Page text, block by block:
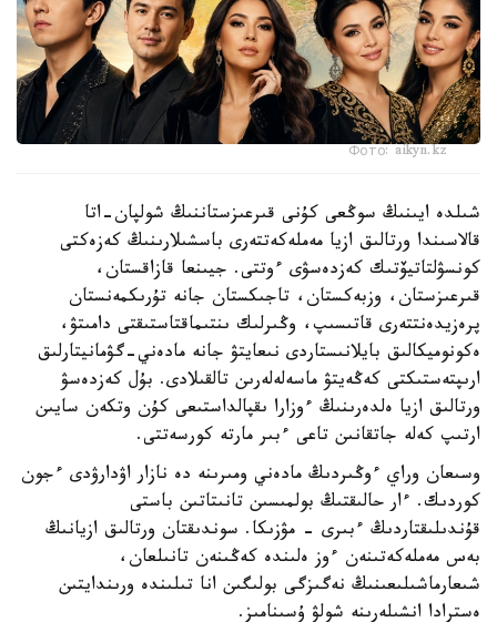
Фото: aikyn.kz
شىلدە ايىنىڭ سوڭعى كۇنى قىرعىزستاننىڭ شولپان-اتا
قالاسىندا ورتالىق ازيا مەملەكەتتەرى باسشىلارىنىڭ كەزەكتى
كونسۋلتاتيۆتىك كەزدەسۋى ءوتتى. جيىنعا قازاقستان،
قىرعىزستان، وزبەكستان، تاجىكستان جانە تۇرىكمەنستان
پرەزيدەنتتەرى قاتىسىپ، وڭىرلىك ىنتىماقتاستىقتى دامىتۋ،
ەكونوميكالىق بايلانىستاردى نىعايتۋ جانە مادەني-گۋمانيتارلىق
ارىپتەستىكتى كەڭەيتۋ ماسەلەلەرىن تالقىلادى. بۇل كەزدەسۋ
ورتالىق ازيا ەلدەرىنىڭ ءوزارا ىقپالداستىعى كۇن وتكەن سايىن
ارتىپ كەلە جاتقانىن تاعى ءبىر مارتە كورسەتتى.
وسىعان وراي ءوڭىردىڭ مادەني ومىرىنە دە نازار اۋدارۋدى ءجون
كوردىك. ءار حالىقتىڭ بولمىسىن تانىتاتىن باستى
قۇندىلىقتاردىڭ ءبىرى - مۋزىكا. سوندىقتان ورتالىق ازيانىڭ
بەس مەملەكەتىنەن ءوز ەلىندە كەڭىنەن تانىلعان،
شىعارماشىلىعىنىڭ نەگىزگى بولىگىن انا تىلىندە ورىندايتىن
ەسترادا انشىلەرىنە شولۋ ۇسىنامىز.